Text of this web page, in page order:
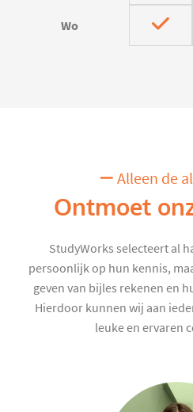
Wo
Alleen de
Ontmoet
StudyWorks selecteert al
persoonlijk op hun kennis,
geven van bijles rekenen en
Hierdoor kunnen wij aan
leuke en ervaren